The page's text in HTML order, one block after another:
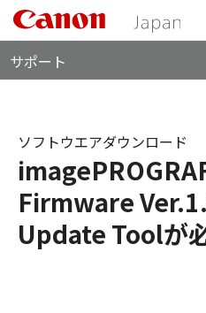
サポート
Firmware
Update Toolが
ソフトウエアダウンロード